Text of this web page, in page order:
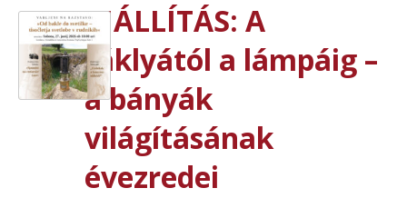
KIÁLLÍTÁS: A
fáklyától a lámpáig –
a bányák
világításának
évezredei